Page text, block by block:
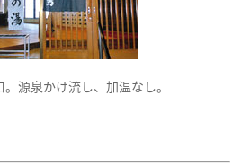
源泉かけ流し、加温なし。